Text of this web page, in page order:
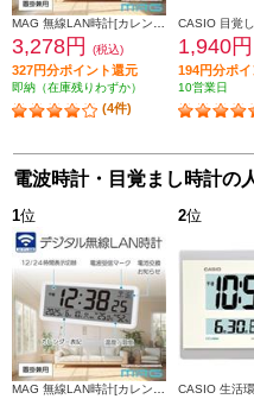
3,278円 (税込)
327円分ポイント還元
即納（在庫残りわずか）
(4件)
1,940円
194円分ポ
10営業日
電波時計・目覚まし時計の
1位 2位